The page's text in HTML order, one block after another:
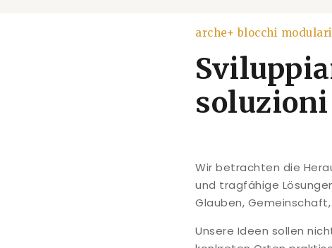
arche+ blocchi modulari
soluzioni
Wir betrachten die
und tragfähige
Glauben,
Unsere Ideen sollen